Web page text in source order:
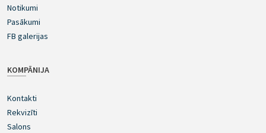
Notikumi
Pasākumi
FB galerijas
KOMPĀNIJA
Kontakti
Rekvizīti
Salons